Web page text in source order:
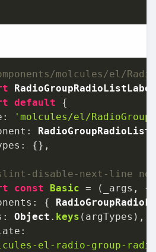
molcules/el/
RadioGroupRadioListLabel
default
:
'molcules/el/
:
: {},
disable-next-line no-
const Basic = (
_args, {
: {
: Object . keys
el-radio-group-